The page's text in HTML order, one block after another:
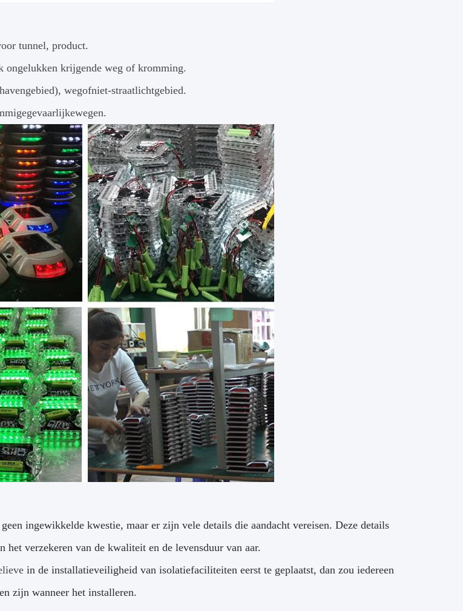
tunnel, product.
ongelukken krijgende weg of kromming.
wegofniet-straatlichtgebied.
ingewikkelde kwestie, maar er zijn vele details die aandacht vereisen. Deze details
het verzekeren van de kwaliteit en de levensduur van aar.
in de installatieveiligheid van isolatiefaciliteiten eerst te geplaatst, dan zou iedereen
zijn wanneer het installeren.